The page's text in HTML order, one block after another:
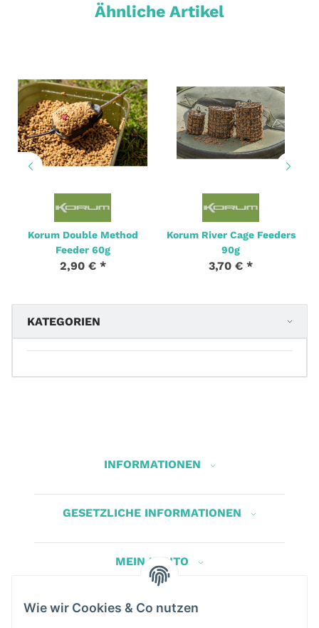
Ähnliche Artikel
Korum Double Method
Feeder 60g
2,90 € *
Korum River Cage Feeders
90g
3,70 € *
KATEGORIEN
INFORMATIONEN
GESETZLICHE INFORMATIONEN
MEIN KONTO
Herbis Anglerladen
Wie wir Cookies & Co nutzen